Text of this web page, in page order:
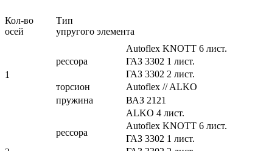
Кол-во
осей
упругого элемента
1
рессора
Autoflex KNOTT 6 лист.
ГАЗ 3302 1 лист.
ГАЗ 3302 2 лист.
торсион
Autoflex // ALKO
пружина
ВАЗ 2121
рессора
ALKO 4 лист.
Autoflex KNOTT 6 лист.
ГАЗ 3302 1 лист.